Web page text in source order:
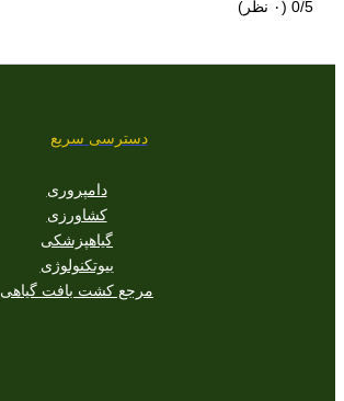
‫0/5 ‫(۰ نظر)
دسترسی سریع
دامپروری
کشاورزی
گیاهپزشکی
بیوتکنولوژی
مرجع کشت بافت گیاهی